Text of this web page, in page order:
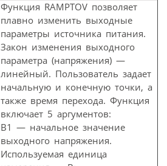
Функция RAMPTOV позволяет
плавно изменить выходные
параметры источника питания.
Закон изменения выходного
параметра (напряжения) —
линейный. Пользователь задает
начальную и конечную точки, а
также время перехода. Функция
включает 5 аргументов:
В1 — начальное значение
выходного напряжения.
Используемая единица